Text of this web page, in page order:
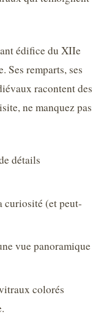
édifice du XIIe
Ses remparts, ses
racontent des
ne manquez pas
détails
curiosité (et peut-
vue panoramique
colorés